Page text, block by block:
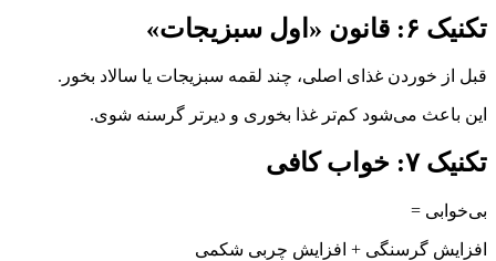
تکنیک ۶: قانون «اول سبزیجات»
قبل از خوردن غذای اصلی، چند لقمه سبزیجات یا سالاد بخور.
این باعث می‌شود کم‌تر غذا بخوری و دیرتر گرسنه شوی.
تکنیک ۷: خواب کافی
بی‌خوابی =
افزایش گرسنگی + افزایش چربی شکمی